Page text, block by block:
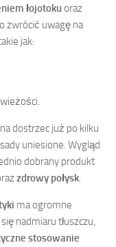
łojotokuoraz
zwrócić uwagę na
jak:
dostrzec już po kilku
uniesione. Wygląd
dobrany produkt
zdrowy połysk.
ma ogromne
nadmiaru tłuszczu,
stosowanie